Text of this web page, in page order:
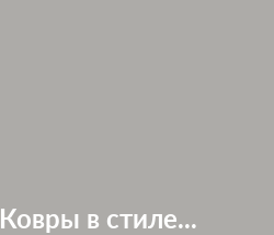
Ковры в стиле...